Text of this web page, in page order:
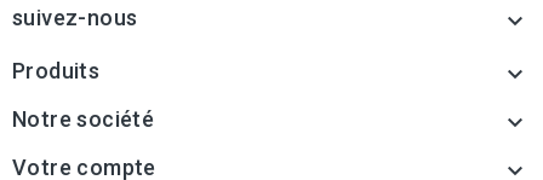
suivez-nous 
Produits 
Notre société 
Votre compte 